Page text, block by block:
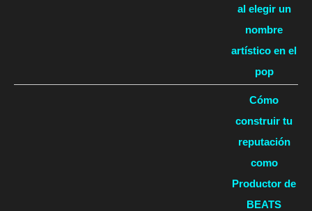
al elegir un
nombre
artístico en el
pop
Cómo
construir tu
reputación
como
Productor de
BEATS